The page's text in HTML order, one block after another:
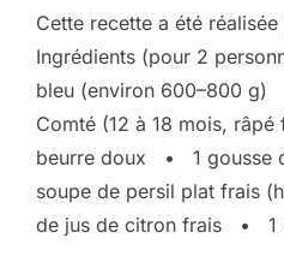
Cette recette a été
Ingrédients (pour 2
bleu (environ 600–800
Comté (12 à 18 mois,
beurre doux • 1 gousse
soupe de persil plat frais
de jus de citron frais • 1